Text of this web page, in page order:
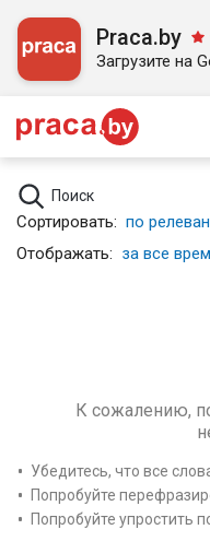
Praca.by
Загрузите на
Поиск
Сортировать: по
Отображать: за все
К сожалению,
Убедитесь, что все
Попробуйте
Попробуйте упростить